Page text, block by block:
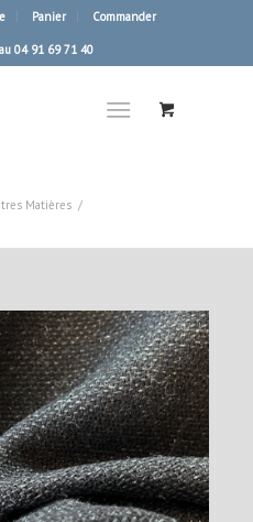
Panier Commander
04 91 69 71 40
Matières /